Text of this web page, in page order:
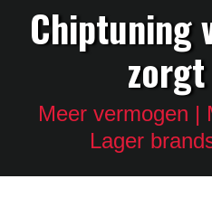
Chiptuning
Meer vermogen |
Lager